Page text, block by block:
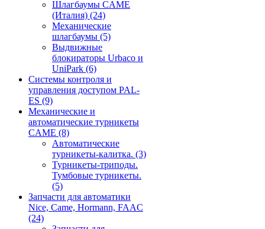
Шлагбаумы CAME
(Италия) (24)
Механические
шлагбаумы (5)
Выдвижные
блокираторы Urbaco и
UniPark (6)
Системы контроля и
управления доступом PAL-
ES (9)
Механические и
автоматические турникеты
CAME (8)
Автоматические
турникеты-калитка. (3)
Турникеты-триподы.
Тумбовые турникеты.
(5)
Запчасти для автоматики
Nice, Came, Hormann, FAAC
(24)